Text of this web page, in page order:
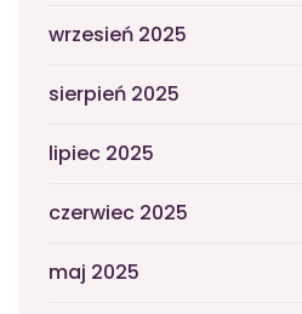
wrzesień 2025
sierpień 2025
lipiec 2025
czerwiec 2025
maj 2025